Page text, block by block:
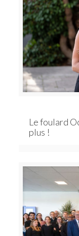
Le foulard
plus !